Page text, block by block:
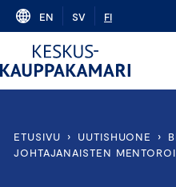
Skip
content
EN SV FI
ETUSIVU › UUTISHUONE ›
JOHTAJANAISTEN